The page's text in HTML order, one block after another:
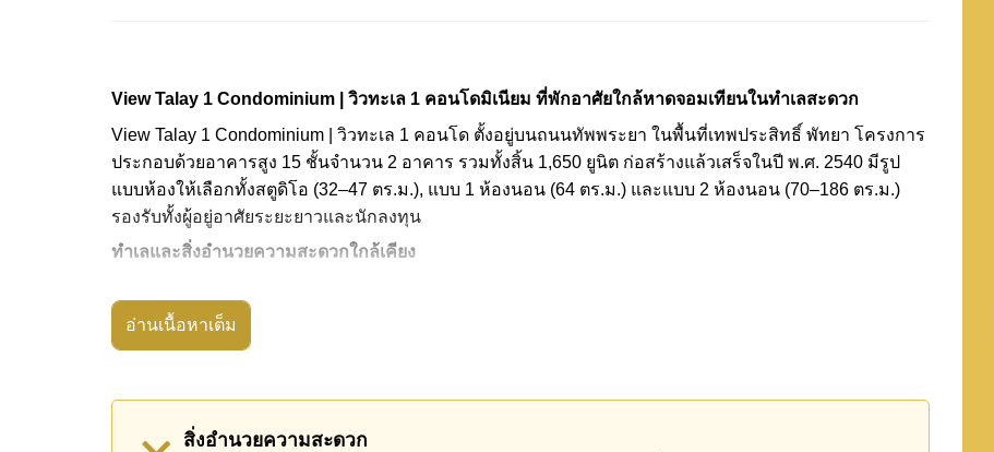
View Talay 1 Condominium | วิวทะเล 1 คอนโดมิเนียม ที่พักอาศัยใกล้หาดจอมเทียนในทำเลสะดวก
View Talay 1 Condominium | วิวทะเล 1 คอนโด ตั้งอยู่บนถนนทัพพระยา ในพื้นที่เทพประสิทธิ์ พัทยา โครงการ
ประกอบด้วยอาคารสูง 15 ชั้นจำนวน 2 อาคาร รวมทั้งสิ้น 1,650 ยูนิต ก่อสร้างแล้วเสร็จในปี พ.ศ. 2540 มีรูป
แบบห้องให้เลือกทั้งสตูดิโอ (32–47 ตร.ม.), แบบ 1 ห้องนอน (64 ตร.ม.) และแบบ 2 ห้องนอน (70–186 ตร.ม.)
รองรับทั้งผู้อยู่อาศัยระยะยาวและนักลงทุน
ทำเลและสิ่งอำนวยความสะดวกใกล้เคียง
อำนวยความสะดวกครบครัน
ชายหาดจอมเทียน– เดินถึงได้ง่าย เหมาะกับการพักผ่อน วิ่งออกกำลังกาย หรือทำกิจกรรมทางน้ำ
แหล่งท่องเที่ยวสำคัญ
อ่านเนื้อหาเต็ม
สิ่งอำนวยความสะดวก